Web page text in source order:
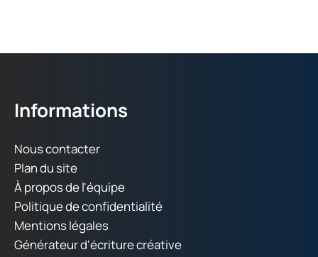
Informations
Nous contacter
Plan du site
À propos de l'équipe
Politique de confidentialité
Mentions légales
Générateur d'écriture créative